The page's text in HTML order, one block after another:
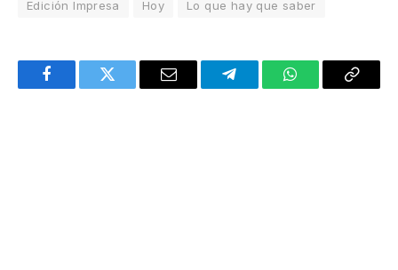
Edición Impresa Hoy Lo que hay que saber
FacebookTwitter Email TelegramWhatsAppCopy